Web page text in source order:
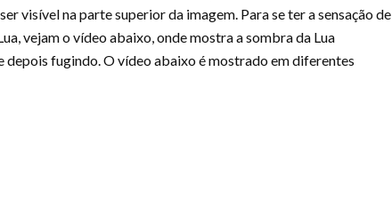
visível na parte superior da imagem. Para se ter a sensação de
vejam o vídeo abaixo, onde mostra a sombra da Lua
depois fugindo. O vídeo abaixo é mostrado em diferentes